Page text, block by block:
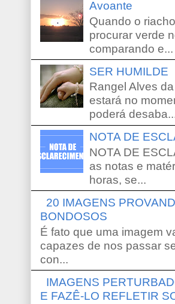
Avoante
Quando o
procurar verde
comparando e...
SER HUMILDE
Rangel Alves
estará no
poderá
NOTA DE
NOTA DE
as notas e
horas, se...
20 IMAGENS
BONDOSOS
É fato que uma imagem
capazes de nos passar
con...
IMAGENS
E FAZÊ-LO REFLETIR